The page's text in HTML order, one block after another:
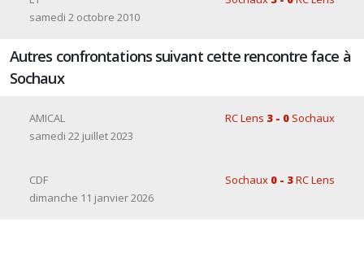
samedi 2 octobre 2010
Autres confrontations suivant cette rencontre face à
Sochaux
AMICAL RC Lens 3 - 0 Sochaux
samedi 22 juillet 2023
CDF Sochaux 0 - 3RC Lens
dimanche 11 janvier 2026